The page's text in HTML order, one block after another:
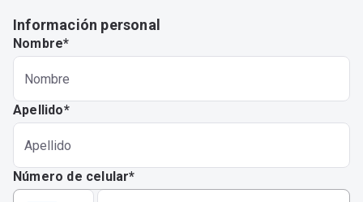
Información personal
Nombre*
Apellido*
Número de celular*